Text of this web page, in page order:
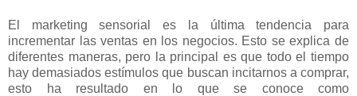
El marketing sensorial es la última tendencia para
incrementar las ventas en los negocios. Esto se explica de
diferentes maneras, pero la principal es que todo el tiempo
hay demasiados estímulos que buscan incitarnos a comprar,
esto ha resultado en lo que se conoce como